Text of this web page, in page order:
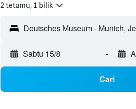
2 tetamu, 1 bilik
Sabtu 15/8 -
Cari